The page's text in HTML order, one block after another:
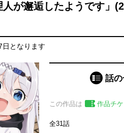
が邂逅したようです」
日となります
話
この作品は 作品チケ
全31話